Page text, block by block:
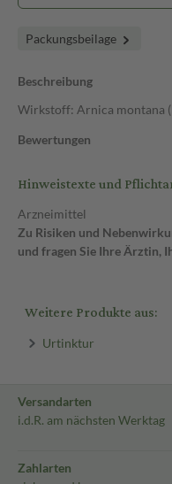
Packungsbeilage
Beschreibung
Wirkstoff: Arnica montana
Bewertungen
Hinweistexte und
Arzneimittel
Zu Risiken und
und fragen Sie Ihre Ärztin,
Weitere Produkte aus:
Urtinktur
Versandarten
i.d.R. am nächsten Werktag
Zahlarten